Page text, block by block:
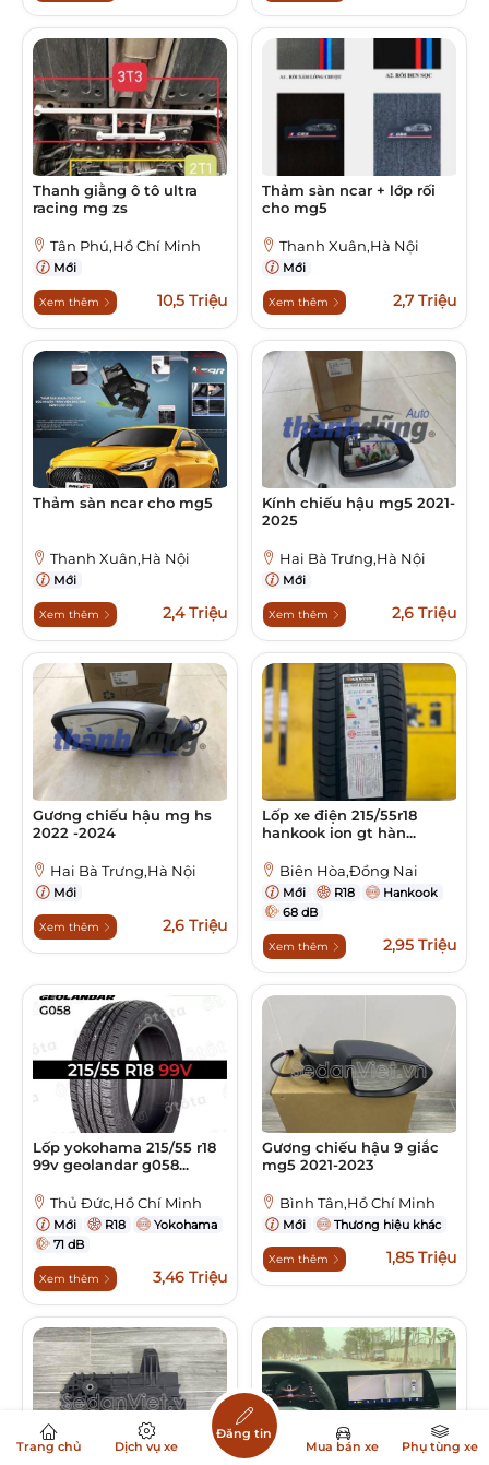
Thanh giằng ô tô ultra
racing mg zs
Tân Phú,Hồ Chí Minh
Mới
Xem thêm 10,5 Triệu
Thảm sàn ncar + lớp rối
cho mg5
Thanh Xuân,Hà Nội
Mới
Xem thêm 2,7 Triệu
Thảm sàn ncar cho mg5
Thanh Xuân,Hà Nội
Mới
Xem thêm 2,4 Triệu
Kính chiếu hậu mg5 2021-
2025
Hai Bà Trưng,Hà Nội
Mới
Xem thêm 2,6 Triệu
Gương chiếu hậu mg hs
2022 -2024
Hai Bà Trưng,Hà Nội
Mới
Xem thêm 2,6 Triệu
Lốp xe điện 215/55r18
hankook ion gt hàn...
Biên Hòa,Đồng Nai
Mới R18
Hankook
68 dB
Xem thêm 2,95 Triệu
Lốp yokohama 215/55 r18
99v geolandar g058...
Thủ Đức,Hồ Chí Minh
Mới R18
Yokohama
71 dB
Xem thêm 3,46 Triệu
Gương chiếu hậu 9 giắc
mg5 2021-2023
Bình Tân,Hồ Chí Minh
Mới Thương hiệu khác
Xem thêm 1,85 Triệu
Trang chủ Dịch vụ xe
Đăng tin
Mua bán xe
Phụ tùng xe